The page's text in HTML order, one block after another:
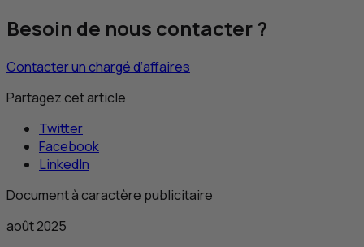
Besoin de nous contacter ?
Contacter un chargé d’affaires
Partagez cet article
Twitter
Facebook
LinkedIn
Document à caractère publicitaire
août 2025